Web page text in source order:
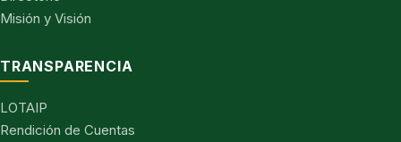
Misión y Visión
TRANSPARENCIA
LOTAIP
Rendición de Cuentas